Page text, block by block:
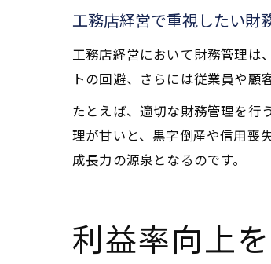
工務店経営で重視したい財
工務店経営において財務管理は
トの回避、さらには従業員や顧
たとえば、適切な財務管理を行
理が甘いと、黒字倒産や信用喪
成長力の源泉となるのです。
利益率向上